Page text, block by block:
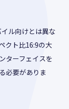
ル向けとは異な
クト比16:9の大
ターフェイスを
必要がありま